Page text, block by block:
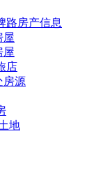
路房产信息
屋
屋
店
房源
地